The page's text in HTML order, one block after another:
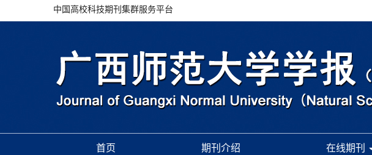
中国高校科技期刊集群服务平台
首页 期刊介绍 在线期刊